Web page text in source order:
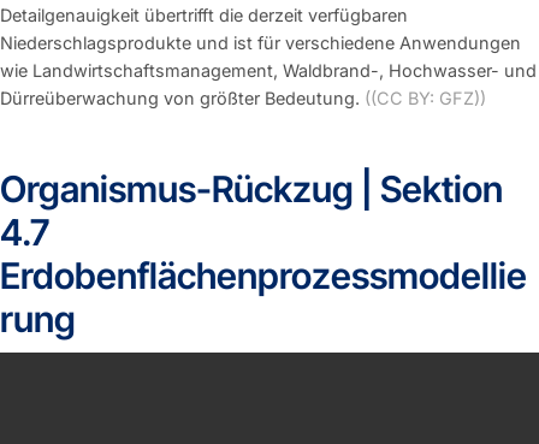
Detailgenauigkeit übertrifft die derzeit verfügbaren
Niederschlagsprodukte und ist für verschiedene Anwendungen
wie Landwirtschaftsmanagement, Waldbrand-, Hochwasser- und
Dürreüberwachung von größter Bedeutung. ((CC BY: GFZ))
Organismus-Rückzug | Sektion
4.7
Erdobenflächenprozessmodellie
rung